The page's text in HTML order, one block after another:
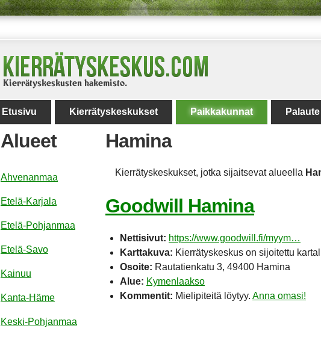
Etusivu Kierrätyskeskukset Paikkakunnat Palaute
Hamina
Kierrätyskeskukset, jotka sijaitsevat alueella
Goodwill Hamina
Nettisivut: https://www.goodwill.fi/myym…
Karttakuva: Kierrätyskeskus on sijoitettu
Osoite: Rautatienkatu 3, 49400 Hamina
Alue: Kymenlaakso
Kommentit: Mielipiteitä löytyy. Anna omasi!
Alueet
Ahvenanmaa
Etelä-Karjala
Etelä-Pohjanmaa
Etelä-Savo
Kainuu
Kanta-Häme
Keski-Pohjanmaa